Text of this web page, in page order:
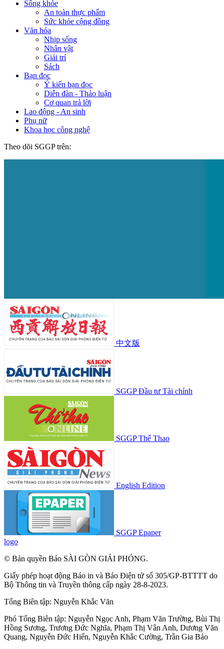
Sống khỏe
An toàn thực phẩm
Sức khỏe cộng đồng
Văn hóa
Nhịp sống
Nhân vật
Giải trí
Sách
Bạn đọc
Ý kiến bạn đọc
Diễn đàn - Thảo luận
Cơ quan trả lời
Lao động - An sinh
Phụ nữ
Khoa học công nghệ
Theo dõi SGGP trên:
中文版
SGGP Đầu tư Tài chính
SGGP Thể Thao
English Edition
SGGP Epaper
logo
© Bản quyền Báo SÀI GÒN GIẢI PHÓNG.
Giấy phép hoạt động Báo in và Báo Điện tử số 305/GP-BTTTT do
Bộ Thông tin và Truyền thông cấp ngày 28-8-2023.
Tổng Biên tập: Nguyễn Khắc Văn
Phó Tổng Biên tập: Nguyễn Ngọc Anh, Phạm Văn Trường, Bùi Thị
Hồng Sương, Trương Đức Nghĩa, Phạm Thị Vân Anh, Dương Văn
Quang, Nguyễn Đức Hiển, Nguyễn Khắc Cường, Trần Gia Bảo